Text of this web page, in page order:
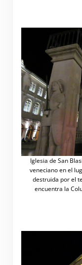
Iglesia de San
veneciano en el
destruida por el
encuentra la